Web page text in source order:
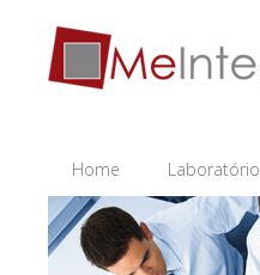
Home Laboratório